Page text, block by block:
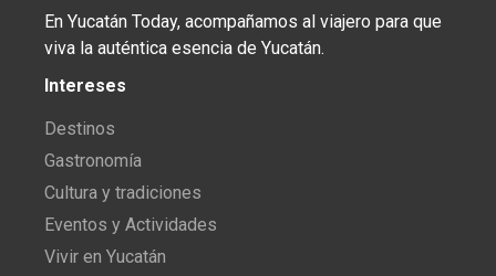
En Yucatán Today, acompañamos al viajero para que
viva la auténtica esencia de Yucatán.
Intereses
Destinos
Gastronomía
Cultura y tradiciones
Eventos y Actividades
Vivir en Yucatán